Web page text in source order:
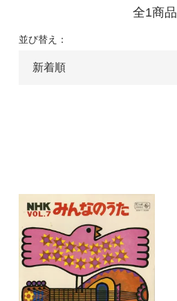
全1商品
並び替え：